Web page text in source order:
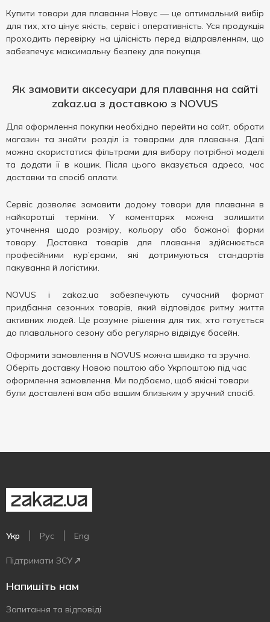
Купити товари для плавання Новус — це оптимальний вибір
для тих, хто цінує якість, сервіс і оперативність. Уся продукція
проходить перевірку на цілісність перед відправленням, що
забезпечує максимальну безпеку для покупця.
Як замовити аксесуари для плавання на сайті
zakaz.ua з доставкою з NOVUS
Для оформлення покупки необхідно перейти на сайт, обрати
магазин та знайти розділ із товарами для плавання. Далі
можна скористатися фільтрами для вибору потрібної моделі
та додати її в кошик. Після цього вказується адреса, час
доставки та спосіб оплати.
Сервіс дозволяє замовити додому товари для плавання в
найкоротші терміни. У коментарях можна залишити
уточнення щодо розміру, кольору або бажаної форми
товару. Доставка товарів для плавання здійснюється
професійними кур’єрами, які дотримуються стандартів
пакування й логістики.
NOVUS і zakaz.ua забезпечують сучасний формат
придбання сезонних товарів, який відповідає ритму життя
активних людей. Це розумне рішення для тих, хто готується
до плавального сезону або регулярно відвідує басейн.
Оформити замовлення в NOVUS можна швидко та зручно.
Оберіть доставку Новою поштою або Укрпоштою під час
оформлення замовлення. Ми подбаємо, щоб якісні товари
були доставлені вам або вашим близьким у зручний спосіб.
Укр Рус Eng
Підтримати ЗСУ
Напишіть нам
Запитання та відповіді